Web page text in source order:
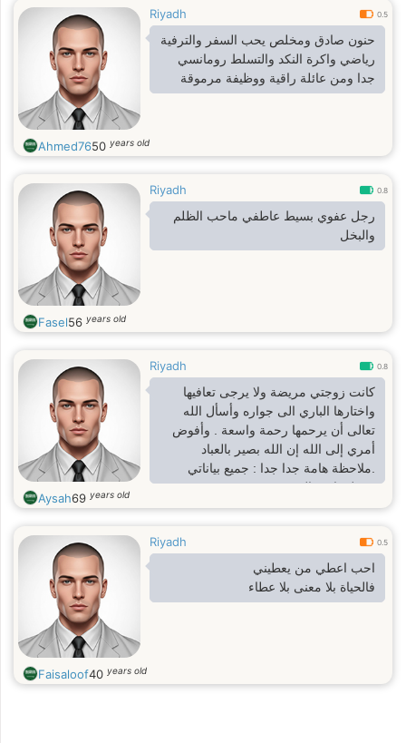
Riyadh 0.5
حنون صادق ومخلص يحب السفر والترفية
رياضي واكرة النكد والتسلط رومانسي
جدا ومن عائلة راقية ووظيفة مرموقة
Ahmed7650 years old
Riyadh 0.8
رجل عفوي بسيط عاطفي ماحب الظلم
والبخل
Fasel56 years old
Riyadh 0.8
كانت زوجتي مريضة ولا يرجى تعافيها
واختارها الباري الى جواره وأسأل الله
تعالى أن يرحمها رحمة واسعة . وأفوض
أمري إلى الله إن الله بصير بالعباد
.ملاحظة هامة جدا جدا : جميع بياناتي
ومعلوماتي بالموقع صحيحة وحقيقية .
Aysah69 years old
Riyadh 0.5
احب اعطي من يعطيني
فالحياة بلا معنى بلا عطاء
Faisaloof40 years old